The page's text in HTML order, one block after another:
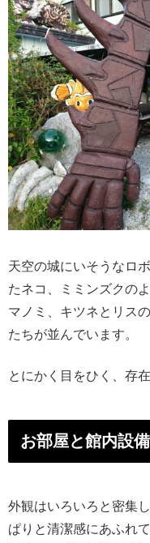
天空の城にいそうなロ
たネコ、ミミンズクの
マノミ、キツネとリス
たちが並んでいます。
とにかく目をひく、存
お部屋と館内設備
外観はいろいろと密集
ぱりと清潔感にあふれ